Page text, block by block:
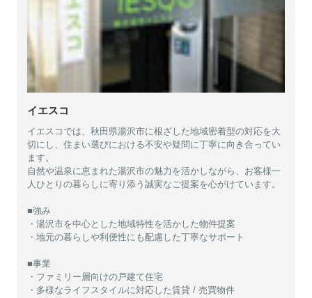
イエスコ
イエスコでは、秋田県湯沢市に根ざした地域密着型の対応を大
切にし、住まい選びにおける不安や疑問に丁寧に向き合ってい
ます。
自然や温泉に恵まれた湯沢市の魅力を活かしながら、お客様一
人ひとりの暮らしに寄り添う誠実なご提案を心がけています。
■強み
・湯沢市を中心とした地域特性を活かした物件提案
・地元の暮らしや利便性にも配慮した丁寧なサポート
■事業
・ファミリー層向けの戸建て住宅
・多様なライフスタイルに対応した賃貸 / 売買物件